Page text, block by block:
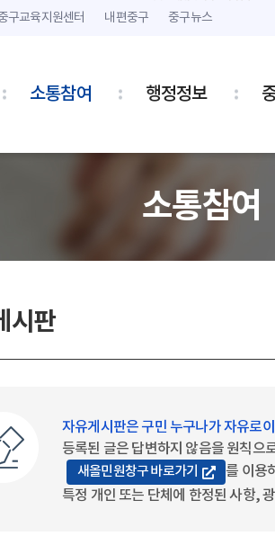
구교육지원센터 내편중구 중구뉴스
소통참여 행정정보
소통참여
시판
자유게시판은 구민 누구나가 자유로
등록된 글은 답변하지 않음을 원칙으
새올민원창구 바로가기
를 이용
특정 개인 또는 단체에 한정된 사항,